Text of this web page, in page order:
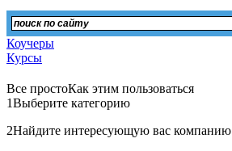
Коучеры
Курсы
Все простоКак этим пользоваться
1Выберите категорию
2Найдите интересующую вас компанию